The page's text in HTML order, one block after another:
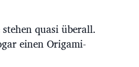
quasi überall.
einen Origami-